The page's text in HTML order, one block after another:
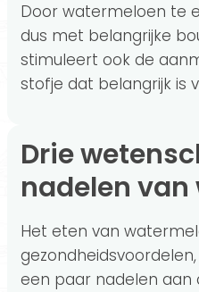
Door watermeloen te
dus met belangrijke
stimuleert ook de
stofje dat belangrijk is
Drie wetenschappelijke
nadelen
Het eten van
een paar nadelen aan